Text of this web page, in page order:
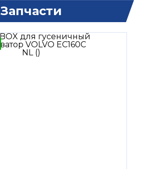
Запчасти